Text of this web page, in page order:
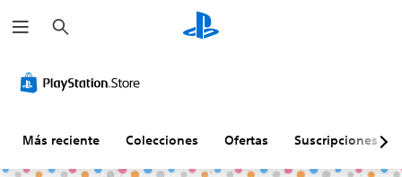
u
s
r
Más reciente Colecciones Ofertas Suscripciones